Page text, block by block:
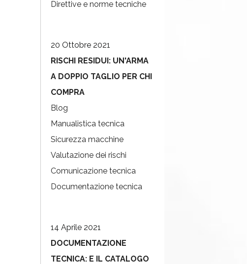
Direttive e norme tecniche
20 Ottobre 2021
RISCHI RESIDUI: UN'ARMA
A DOPPIO TAGLIO PER CHI
COMPRA
Blog
Manualistica tecnica
Sicurezza macchine
Valutazione dei rischi
Comunicazione tecnica
Documentazione tecnica
14 Aprile 2021
DOCUMENTAZIONE
TECNICA: E IL CATALOGO